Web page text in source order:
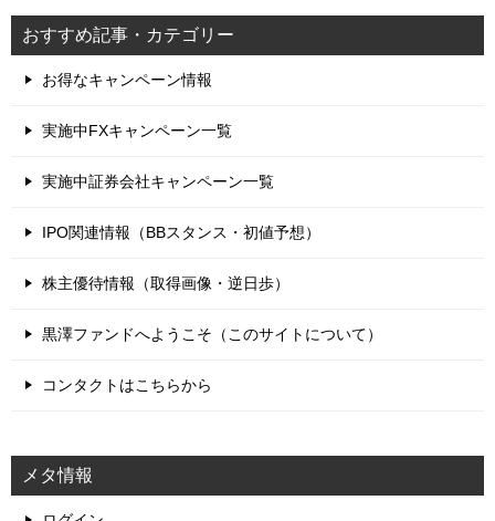
おすすめ記事・カテゴリー
お得なキャンペーン情報
実施中FXキャンペーン一覧
実施中証券会社キャンペーン一覧
IPO関連情報（BBスタンス・初値予想）
株主優待情報（取得画像・逆日歩）
黒澤ファンドへようこそ（このサイトについて）
コンタクトはこちらから
メタ情報